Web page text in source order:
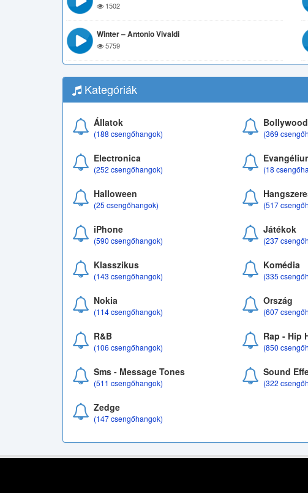
1502
Winter – Antonio Vivaldi
5759
Kategóriák
Állatok
(188 csengőhangok)
Bollywood
(369
Electronica
(252 csengőhangok) (18
Halloween
(25 csengőhangok) (517
iPhone
(590 csengőhangok)
Játékok
(237
Klasszikus
(143 csengőhangok)
Komédia
(335
Nokia
(114 csengőhangok)
Ország
(607
R&B
(106 csengőhangok)
Rap - Hip
(850
Sms - Message Tones
(511 csengőhangok)
Sound
(322
Zedge
(147 csengőhangok)